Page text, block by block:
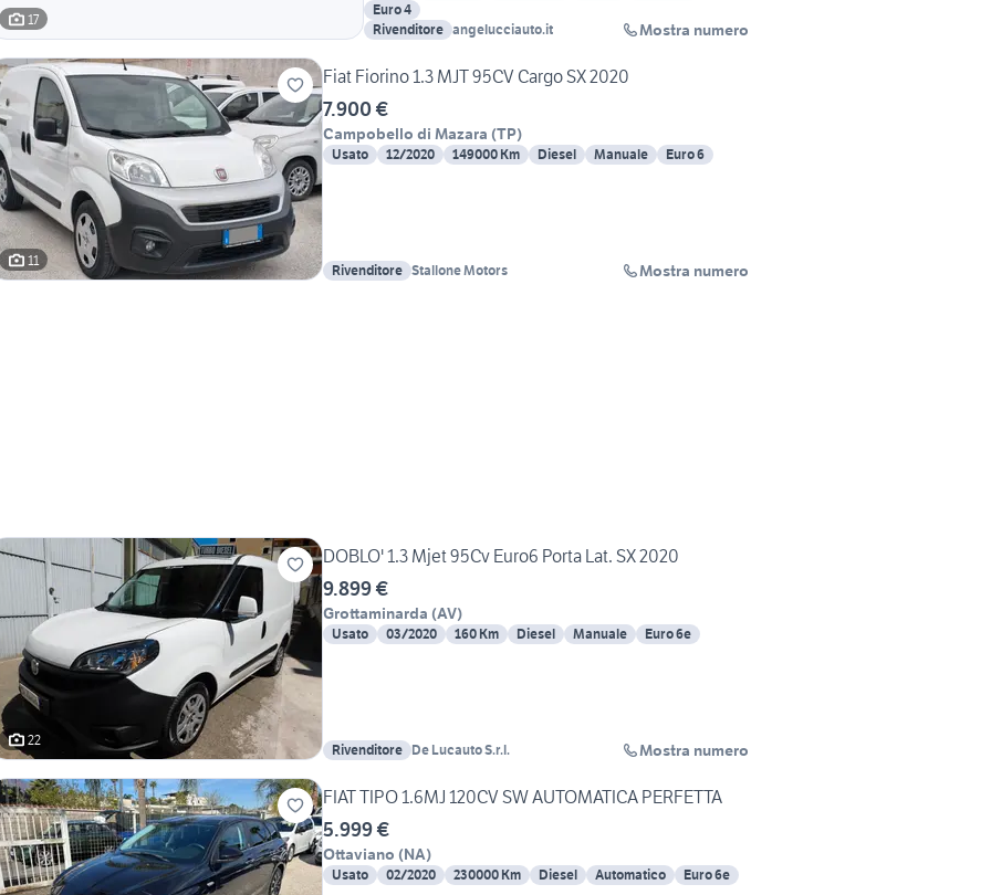
17
Euro 4
Rivenditore angelucciauto.it Mostra numero
11
Fiat Fiorino 1.3 MJT 95CV Cargo SX 2020
7.900 €
Campobello di Mazara (TP)
Usato 12/2020 149000 Km Diesel Manuale Euro 6
Rivenditore Stallone Motors Mostra numero
22
DOBLO' 1.3 Mjet 95Cv Euro6 Porta Lat. SX 2020
9.899 €
Grottaminarda (AV)
Usato 03/2020 160 Km Diesel Manuale Euro 6e
Rivenditore De Lucauto S.r.l. Mostra numero
FIAT TIPO 1.6MJ 120CV SW AUTOMATICA PERFETTA
5.999 €
Ottaviano (NA)
Usato 02/2020 230000 Km Diesel Automatico Euro 6e